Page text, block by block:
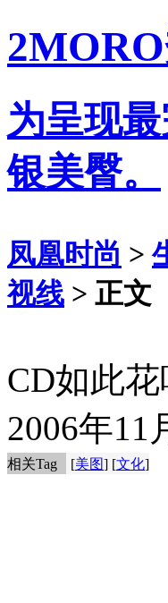
为呈现
银美臀。
凤凰时尚 >
视线 > 正文
CD如此
2006年11
相关Tag [美图] [文化]